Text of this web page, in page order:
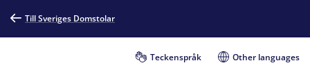
Till Sveriges Domstolar
Teckenspråk Other languages